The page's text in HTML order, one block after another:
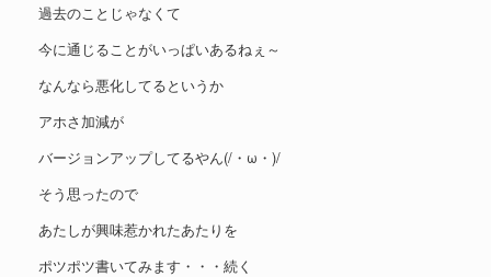
過去のことじゃなくて
今に通じることがいっぱいあるねぇ～
なんなら悪化してるというか
アホさ加減が
バージョンアップしてるやん(/・ω・)/
そう思ったので
あたしが興味惹かれたあたりを
ポツポツ書いてみます・・・続く